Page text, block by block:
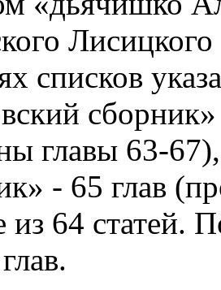
списков
главы 63-67),
- 65 глав
из 64 статей.